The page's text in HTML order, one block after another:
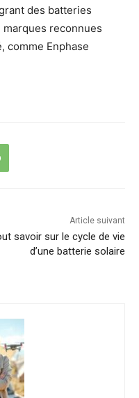
des batteries
reconnues
comme Enphase
Article suivant
savoir sur le cycle de vie
d’une batterie solaire